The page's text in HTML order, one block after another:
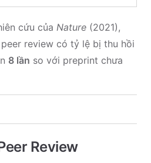
cứu của Nature (2021),
review có tỷ lệ bị thu hồi
8 lần so với preprint chưa
Review